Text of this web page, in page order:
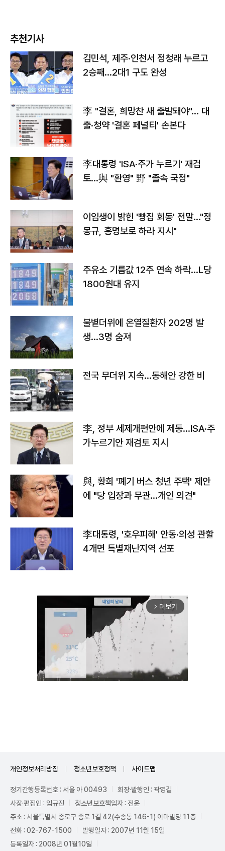
추천기사
김민석, 제주·인천서 정청래 누르고
2승째…2대1 구도 완성
李 "결혼, 희망찬 새 출발돼야"… 대
출·청약 '결혼 페널티' 손본다
李대통령 'ISA·주가 누르기' 재검
토…與 "환영" 野 "졸속 국정"
이임생이 밝힌 '빵집 회동' 전말…"정
몽규, 홍명보로 하라 지시"
주유소 기름값 12주 연속 하락…L당
1800원대 유지
불볕더위에 온열질환자 202명 발
생…3명 숨져
전국 무더위 지속…동해안 강한 비
李, 정부 세제개편안에 제동…ISA·주
가누르기안 재검토 지시
與, 황희 '폐기 버스 청년 주택' 제안
에 "당 입장과 무관…개인 의견"
李대통령, '호우피해' 안동·의성 관할
4개면 특별재난지역 선포
arrow_forward_ios 더보기
개인정보처리방침 청소년보호정책 사이트맵
정기간행등록번호 : 서울 아 00493
회장·발행인 : 곽영길
사장·편집인 : 임규진
청소년보호책임자 : 전운
주소 : 서울특별시 종로구 종로 1길 42(수송동 146-1) 이마빌딩 11층
전화 : 02-767-1500
발행일자 : 2007년 11월 15일
등록일자 : 2008년 01월10일